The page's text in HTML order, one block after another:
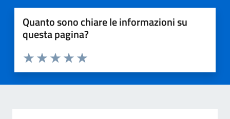
Quanto sono chiare le informazioni su
questa pagina?
Valuta 5 stelle su 5
Valuta 4 stelle su 5
Valuta 3 stelle su 5
Valuta 2 stelle su 5
Valuta 1 stelle su 5